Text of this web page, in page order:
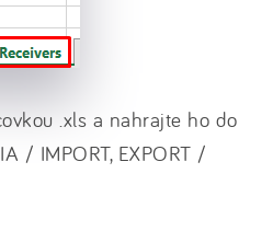
.xls a nahrajte ho do
/ IMPORT, EXPORT /